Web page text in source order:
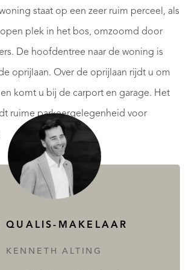
staat op een zeer ruim perceel, als
plek in het bos, omzoomd door
De hoofdentree naar de woning is
oprijlaan. Over de oprijlaan rijdt u om
komt u bij de carport en garage. Het
ruime parkeergelegenheid voor
u al genieten van de rust en
uitgestrekte natuurgebied rijk is.
QUALIS-MAKELAAR
KENNETH ALTING